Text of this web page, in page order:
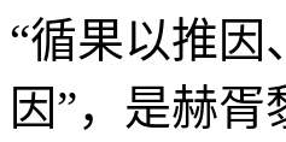
“循果以推因
因”，是赫